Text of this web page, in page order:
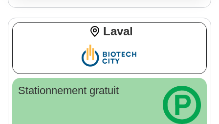
Laval
Stationnement gratuit